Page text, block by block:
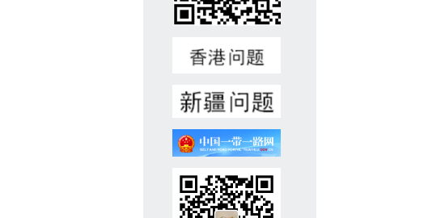
土库曼语交流，掌握各类常规
相关工作经验者优先。4、积
沟通协作能力。5、录用后可
立即上岗。二、报名材料(一)
个人简历(中/俄文，附电话号
码、电子邮箱地址);(二)国
和职业技能证明(毕业证、学
位证、语言水平测试证书、职